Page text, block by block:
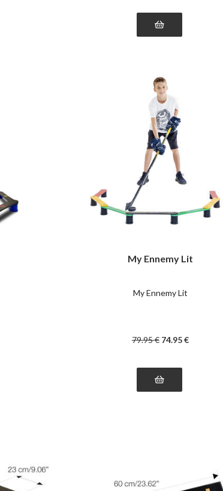
My Ennemy Lit
My Ennemy Lit
79.95€ 74.95€